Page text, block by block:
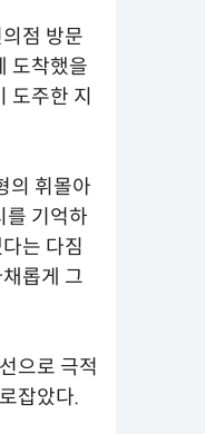
점 방문
도착했을
도주한 지
의 휘몰아
를 기억하
는 다짐
롭게 그
으로 극적
잡았다.